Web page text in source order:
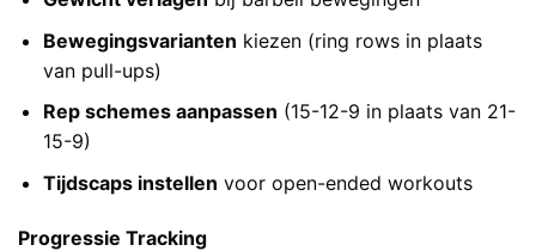
Bewegingsvarianten kiezen (ring rows in plaats
van pull-ups)
Rep schemes aanpassen (15-12-9 in plaats van 21-
15-9)
Tijdscaps instellen voor open-ended workouts
Progressie Tracking